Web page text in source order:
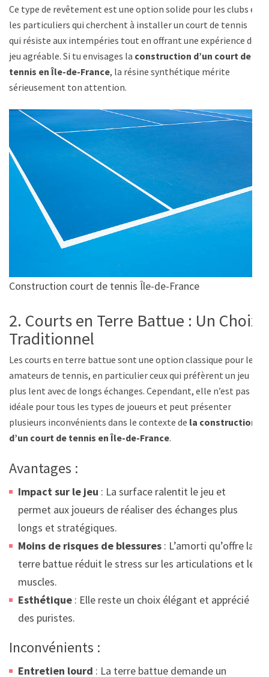
Ce type de revêtement est une option solide pour les clubs et
les particuliers qui cherchent à installer un court de tennis
qui résiste aux intempéries tout en offrant une expérience de
jeu agréable. Si tu envisages la construction d’un court de
tennis en Île-de-France, la résine synthétique mérite
sérieusement ton attention.
Construction court de tennis Île-de-France
2. Courts en Terre Battue : Un Choix
Traditionnel
Les courts en terre battue sont une option classique pour les
amateurs de tennis, en particulier ceux qui préfèrent un jeu
plus lent avec de longs échanges. Cependant, elle n’est pas
idéale pour tous les types de joueurs et peut présenter
plusieurs inconvénients dans le contexte de la construction
d’un court de tennis en Île-de-France.
Avantages :
Impact sur le jeu : La surface ralentit le jeu et
permet aux joueurs de réaliser des échanges plus
longs et stratégiques.
Moins de risques de blessures : L’amorti qu’offre la
terre battue réduit le stress sur les articulations et les
muscles.
Esthétique : Elle reste un choix élégant et apprécié
des puristes.
Inconvénients :
Entretien lourd : La terre battue demande un